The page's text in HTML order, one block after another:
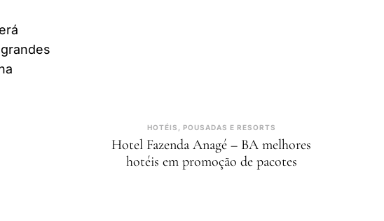
HOTÉIS, POUSADAS E RESORTS
Hotel Fazenda Anagé – BA melhores
hotéis em promoção de pacotes